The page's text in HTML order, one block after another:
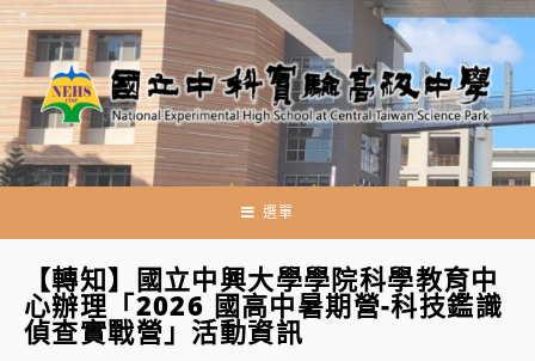
跳
轉
至
主
要
內
選單
【轉知】國立中興大學學院科學教育中
心辦理「2026 國高中暑期營-科技鑑識
偵查實戰營」活動資訊